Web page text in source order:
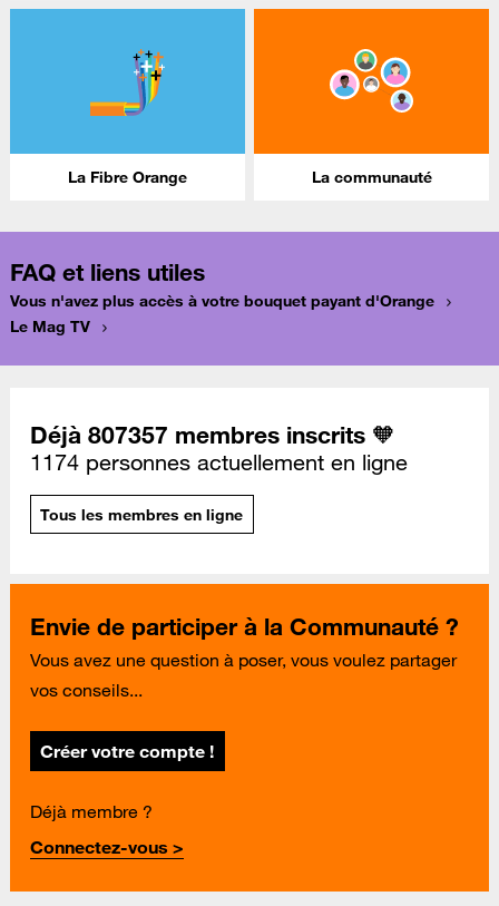
La Fibre Orange La communauté
FAQ et liens utiles
Vous n'avez plus accès à votre bouquet payant d'Orange
Le Mag TV
Déjà 807357 membres inscrits 🧡
1174 personnes actuellement en ligne
Tous les membres en ligne
Envie de participer à la Communauté ?
Vous avez une question à poser, vous voulez partager
vos conseils...
Créer votre compte !
Déjà membre ?
Connectez-vous >